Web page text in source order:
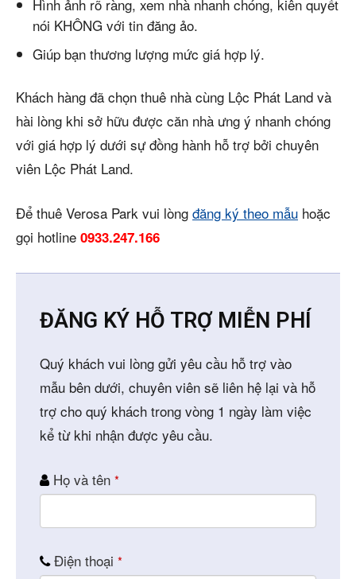
Hình ảnh rõ ràng, xem nhà nhanh chóng, kiên quyết
nói KHÔNG với tin đăng ảo.
Giúp bạn thương lượng mức giá hợp lý.
Khách hàng đã chọn thuê nhà cùng Lộc Phát Land và
hài lòng khi sở hữu được căn nhà ưng ý nhanh chóng
với giá hợp lý dưới sự đồng hành hỗ trợ bởi chuyên
viên Lộc Phát Land.
Để thuê Verosa Park vui lòng đăng ký theo mẫu hoặc
gọi hotline 0933.247.166
ĐĂNG KÝ HỖ TRỢ MIỄN PHÍ
Quý khách vui lòng gửi yêu cầu hỗ trợ vào
mẫu bên dưới, chuyên viên sẽ liên hệ lại và hỗ
trợ cho quý khách trong vòng 1 ngày làm việc
kể từ khi nhận được yêu cầu.
Họ và tên *
Điện thoại *